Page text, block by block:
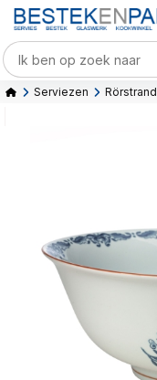
Serviezen Rörstrand